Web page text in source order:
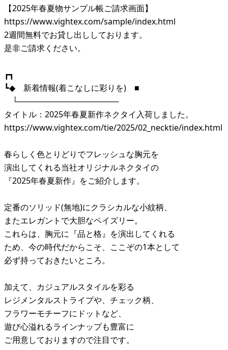
【2025年春夏物サンプル帳ご請求画面】
https://www.vightex.com/sample/index.html
2週間無料でお貸し出ししております。
是非ご請求ください。
┏┓
┗◆ 新着情報(着こなしに彩りを) ■
└──────────────────
タイトル：2025年春夏新作ネクタイ入荷しました。
https://www.vightex.com/tie/2025/02_necktie/index.html
春らしく色とりどりでフレッシュな胸元を
演出してくれる当社オリジナルネクタイの
『2025年春夏新作』をご紹介します。
定番のソリッド(無地)にクラシカルな小紋柄、
またエレガントで大胆なペイズリー。
これらは、胸元に『品と格』を演出してくれる
ため、今の時代だからこそ、ここぞの1本として
必ず持っておきたいところ。
加えて、カジュアルスタイルを彩る
レジメンタルストライプや、チェック柄、
フラワーモチーフにドットなど、
遊び心溢れるラインナップも豊富に
ご用意しておりますので注目です。